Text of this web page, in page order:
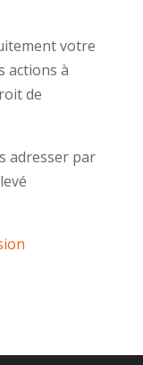
votre
actions à
de
adresser par